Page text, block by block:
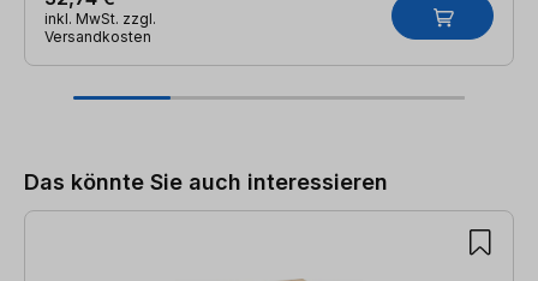
inkl. MwSt. zzgl.
Versandkosten
Das könnte Sie auch interessieren